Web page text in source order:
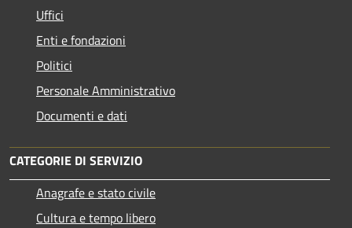
Uffici
Enti e fondazioni
Politici
Personale Amministrativo
Documenti e dati
CATEGORIE DI SERVIZIO
Anagrafe e stato civile
Cultura e tempo libero